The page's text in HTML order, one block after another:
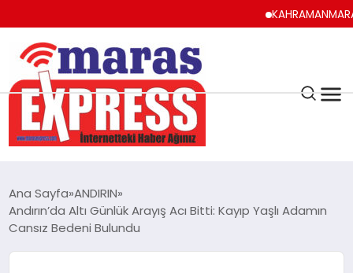
KAHRAMANMARAŞ
K.MARAŞ
ANDIRIN
AFŞİN
Ana Sayfa ANDIRIN
Andırın’da Altı Günlük Arayış Acı Bitti: Kayıp Yaşlı Adamın
Cansız Bedeni Bulundu